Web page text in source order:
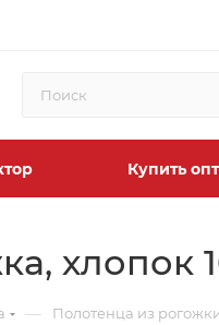
Купить
хлопок
— Полотенца из